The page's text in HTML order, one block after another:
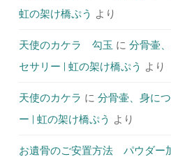
虹の架け橋ぷう より
天使のカケラ 勾玉 に 分骨壷
セサリー | 虹の架け橋ぷう より
天使のカケラ に 分骨壷、身に
ー | 虹の架け橋ぷう より
お遺骨のご安置方法 パウダー